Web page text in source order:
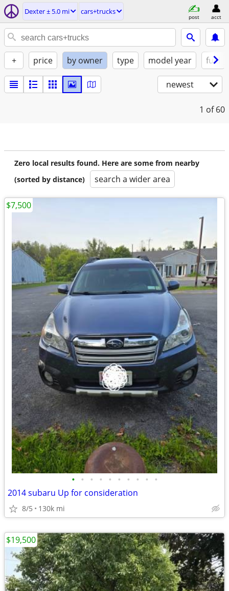
Dexter ± 5.0 mi cars+trucks
post acct
+ price by owner type model year fuel
newest
1 of 60
Zero local results found. Here are some from nearby
(sorted by distance)
search a wider area
• • • • • • • • • •
2014 subaru Up for consideration
8/5 130k mi
$7,500
$19,500